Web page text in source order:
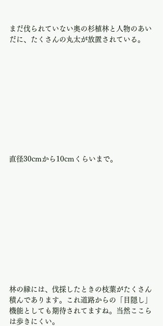
まだ伐られていない奥の杉植林と人物のあい
だに、たくさんの丸太が放置されている。
直径30cmから10cmくらいまで。
林の縁には、伐採したときの枝葉がたくさん
積んであります。これ道路からの「目隠し」
機能としても期待されてますね。当然ここら
は歩きにくい。